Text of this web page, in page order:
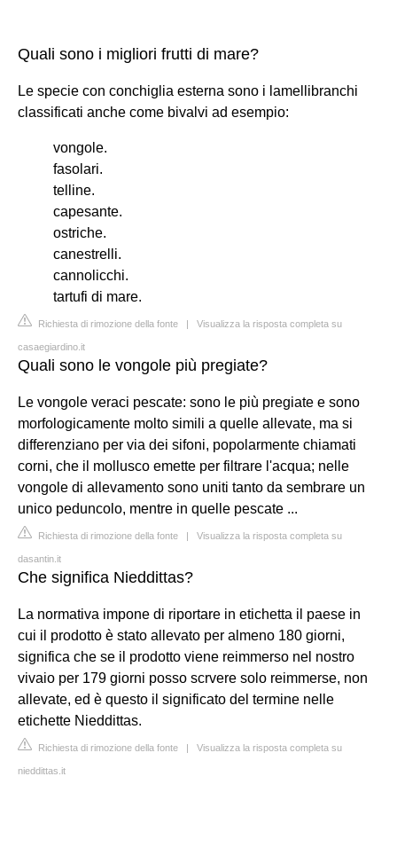
Quali sono i migliori frutti di mare?
Le specie con conchiglia esterna sono i lamellibranchi
classificati anche come bivalvi ad esempio:
vongole.
fasolari.
telline.
capesante.
ostriche.
canestrelli.
cannolicchi.
tartufi di mare.
Richiesta di rimozione della fonte | Visualizza la risposta completa su
casaegiardino.it
Quali sono le vongole più pregiate?
Le vongole veraci pescate: sono le più pregiate e sono
morfologicamente molto simili a quelle allevate, ma si
differenziano per via dei sifoni, popolarmente chiamati
corni, che il mollusco emette per filtrare l'acqua; nelle
vongole di allevamento sono uniti tanto da sembrare un
unico peduncolo, mentre in quelle pescate ...
Richiesta di rimozione della fonte | Visualizza la risposta completa su
dasantin.it
Che significa Nieddittas?
La normativa impone di riportare in etichetta il paese in
cui il prodotto è stato allevato per almeno 180 giorni,
significa che se il prodotto viene reimmerso nel nostro
vivaio per 179 giorni posso scrvere solo reimmerse, non
allevate, ed è questo il significato del termine nelle
etichette Nieddittas.
Richiesta di rimozione della fonte | Visualizza la risposta completa su
nieddittas.it